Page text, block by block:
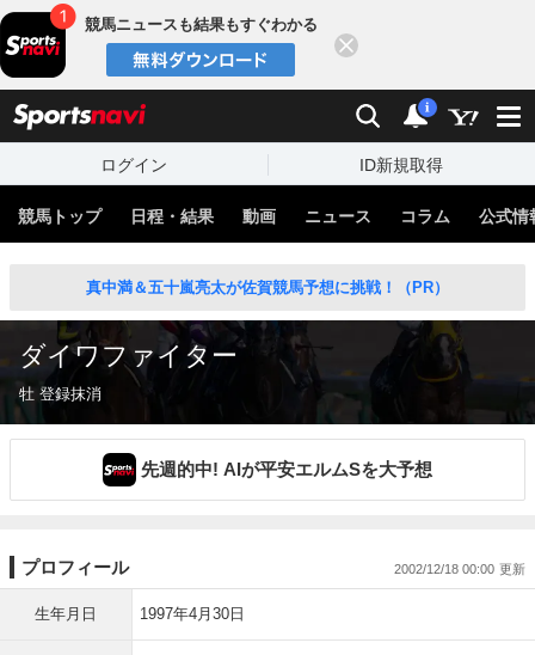
競馬ニュースも結果もすぐわかる
検索 通知
i
ログイン ID新規取得
競馬トップ 日程・結果 動画 ニュース コラム 公式情
真中満＆五十嵐亮太が佐賀競馬予想に挑戦！（PR）
ダイワファイター
牡 登録抹消
先週的中! AIが平安エルムSを大予想
プロフィール 2002/12/18 00:00
生年月日 1997年4月30日